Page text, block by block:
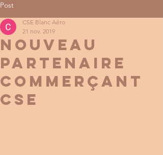
Post
Nouveau
Partenaire
Commerçant
CSE
CSE Blanc Aéro
21 nov. 2019